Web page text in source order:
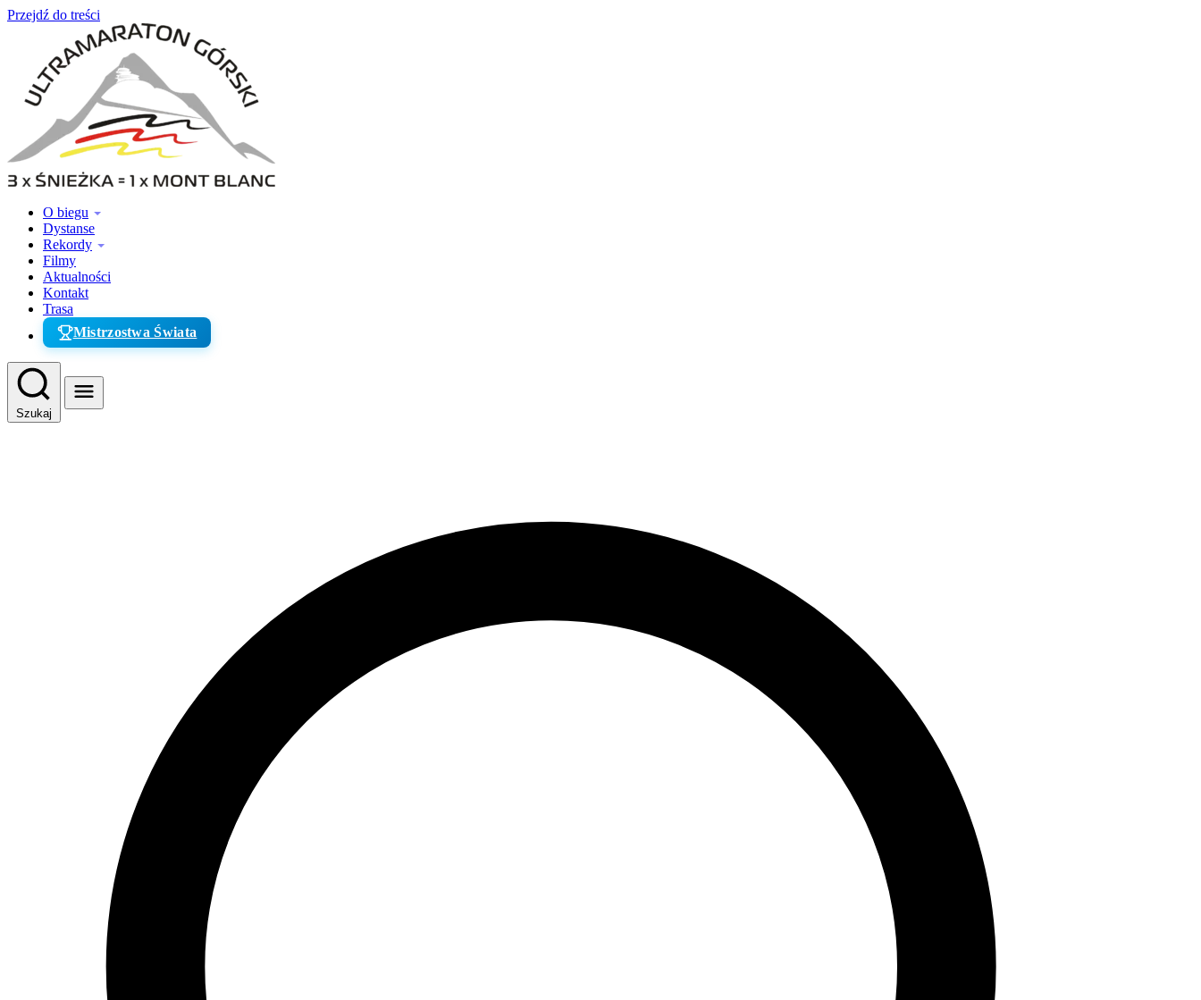
Przejdź do treści
O biegu
Dystanse
Rekordy
Filmy
Aktualności
Kontakt
Trasa
Mistrzostwa Świata
Szukaj